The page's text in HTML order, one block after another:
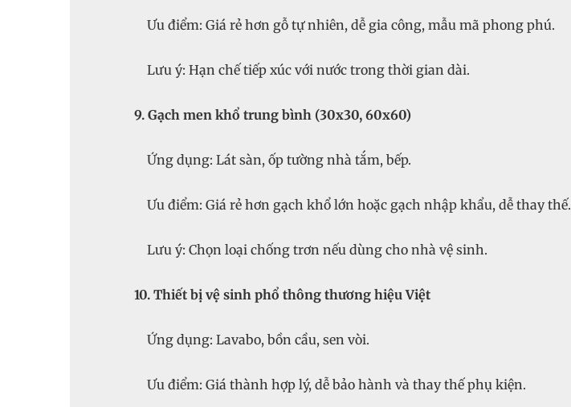
Ưu điểm: Giá rẻ hơn gỗ tự nhiên, dễ gia công, mẫu mã phong phú.
Lưu ý: Hạn chế tiếp xúc với nước trong thời gian dài.
9. Gạch men khổ trung bình (30x30, 60x60)
Ứng dụng: Lát sàn, ốp tường nhà tắm, bếp.
Ưu điểm: Giá rẻ hơn gạch khổ lớn hoặc gạch nhập khẩu, dễ thay thế.
Lưu ý: Chọn loại chống trơn nếu dùng cho nhà vệ sinh.
10. Thiết bị vệ sinh phổ thông thương hiệu Việt
Ứng dụng: Lavabo, bồn cầu, sen vòi.
Ưu điểm: Giá thành hợp lý, dễ bảo hành và thay thế phụ kiện.